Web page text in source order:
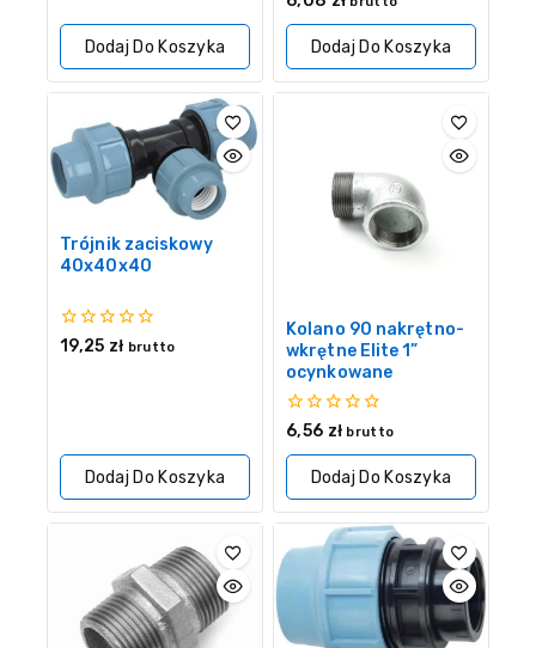
Dodaj Do Koszyka
5
Dodaj Do Koszyka
Trójnik zaciskowy
40x40x40
0
19,25 zł brutto
Dodaj Do Koszyka
Kolano 90 nakrętno-
wkrętne Elite 1”
ocynkowane
0
5
6,56 zł brutto
Dodaj Do Koszyka